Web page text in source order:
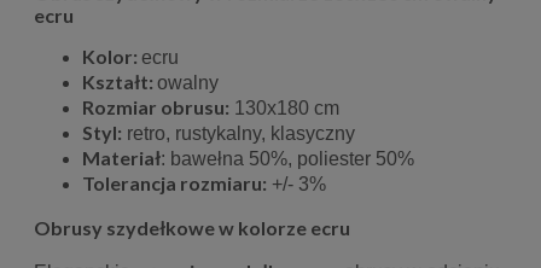
ecru
Kolor: ecru
Kształt: owalny
Rozmiar obrusu: 130x180 cm
Styl: retro, rustykalny, klasyczny
Materiał: bawełna 50%, poliester 50%
Tolerancja rozmiaru: +/- 3%
Obrusy szydełkowe w kolorze ecru